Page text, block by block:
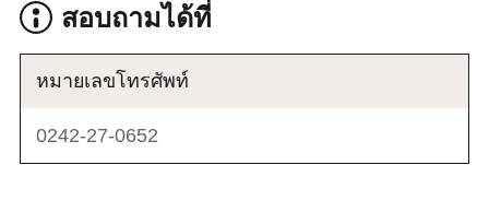
สอบถามได้ที่
หมายเลขโทรศัพท์
0242-27-0652